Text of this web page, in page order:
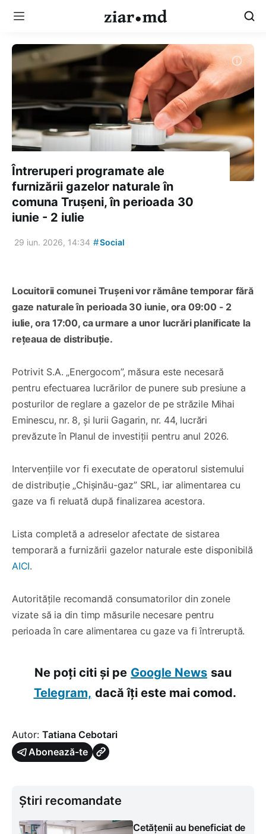
Întreruperi programate ale
furnizării gazelor naturale în
comuna Trușeni, în perioada 30
iunie - 2 iulie
29 iun. 2026, 14:34 #Social
Locuitorii comunei Trușeni vor rămâne temporar fără
gaze naturale în perioada 30 iunie, ora 09:00 - 2
iulie, ora 17:00, ca urmare a unor lucrări planificate la
rețeaua de distribuție.
Potrivit S.A. „Energocom”, măsura este necesară
pentru efectuarea lucrărilor de punere sub presiune a
posturilor de reglare a gazelor de pe străzile Mihai
Eminescu, nr. 8, și Iurii Gagarin, nr. 44, lucrări
prevăzute în Planul de investiții pentru anul 2026.
Intervențiile vor fi executate de operatorul sistemului
de distribuție „Chișinău-gaz” SRL, iar alimentarea cu
gaze va fi reluată după finalizarea acestora.
Lista completă a adreselor afectate de sistarea
temporară a furnizării gazelor naturale este disponibilă
AICI.
Autoritățile recomandă consumatorilor din zonele
vizate să ia din timp măsurile necesare pentru
perioada în care alimentarea cu gaze va fi întreruptă.
Ne poți citi și pe Google News sau
Telegram, dacă îți este mai comod.
Autor: Tatiana Cebotari
Abonează-te
Știri recomandate
Cetățenii au beneficiat de